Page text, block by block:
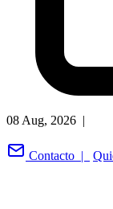
08 Aug, 2026 |
Contacto |